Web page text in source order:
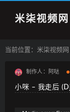
米柒视频网
当前位置： 米柒视频网
制作人：阿哒
小咪 – 我走后